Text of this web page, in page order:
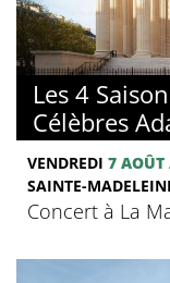
Les 4
Célèbres
VENDREDI 7 AOÛT
SAINTE-
Concert à La